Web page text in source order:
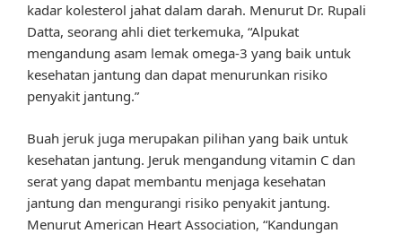
kadar kolesterol jahat dalam darah. Menurut Dr. Rupali
Datta, seorang ahli diet terkemuka, “Alpukat
mengandung asam lemak omega-3 yang baik untuk
kesehatan jantung dan dapat menurunkan risiko
penyakit jantung.”
Buah jeruk juga merupakan pilihan yang baik untuk
kesehatan jantung. Jeruk mengandung vitamin C dan
serat yang dapat membantu menjaga kesehatan
jantung dan mengurangi risiko penyakit jantung.
Menurut American Heart Association, “Kandungan